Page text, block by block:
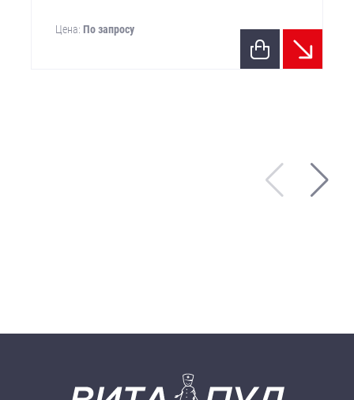
Цена: По запросу